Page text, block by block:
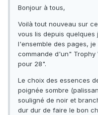
Bonjour à tous,
Voilà tout nouveau sur
vous lis depuis quelques
l'ensemble des pages,
commande d'un"
pour 28".
Le choix des essences
poignée sombre
souligné de noir et
dur dur de faire le bon